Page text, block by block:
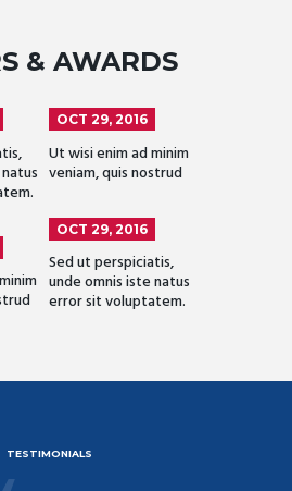
& AWARDS
OCT 29, 2016
Ut wisi enim ad minim
veniam, quis nostrud
OCT 29, 2016
Sed ut perspiciatis,
unde omnis iste natus
error sit voluptatem.
TESTIMONIALS